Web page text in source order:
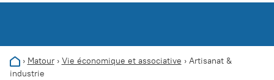
› Matour› Vie économique et associative › Artisanat &
industrie